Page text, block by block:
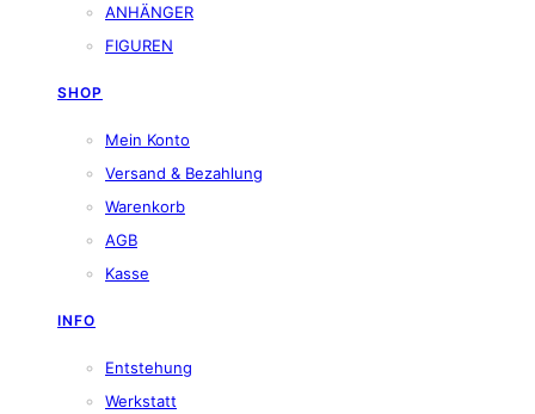
ANHÄNGER
FIGUREN
SHOP
Mein Konto
Versand & Bezahlung
Warenkorb
AGB
Kasse
INFO
Entstehung
Werkstatt